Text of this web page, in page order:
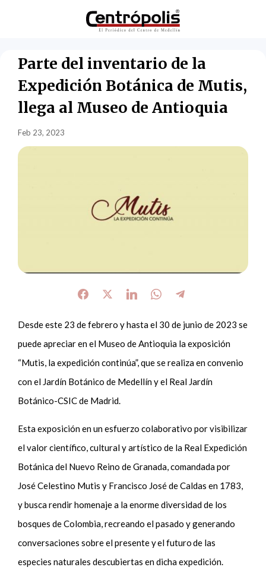
Parte del inventario de la
Expedición Botánica de Mutis,
llega al Museo de Antioquia
Feb 23, 2023
Desde este 23 de febrero y hasta el 30 de junio de 2023 se
puede apreciar en el Museo de Antioquia la exposición
“Mutis, la expedición continúa”, que se realiza en convenio
con el Jardín Botánico de Medellín y el Real Jardín
Botánico-CSIC de Madrid.
Esta exposición en un esfuerzo colaborativo por visibilizar
el valor científico, cultural y artístico de la Real Expedición
Botánica del Nuevo Reino de Granada, comandada por
José Celestino Mutis y Francisco José de Caldas en 1783,
y busca rendir homenaje a la enorme diversidad de los
bosques de Colombia, recreando el pasado y generando
conversaciones sobre el presente y el futuro de las
especies naturales descubiertas en dicha expedición.